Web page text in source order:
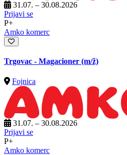
31.07. – 30.08.2026
Prijavi se
P+
Amko komerc
Trgovac - Magacioner (m/ž)
Fojnica
31.07. – 30.08.2026
Prijavi se
P+
Amko komerc